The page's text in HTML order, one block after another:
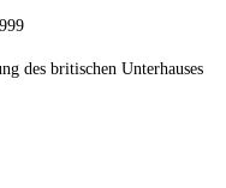
des britischen Unterhauses